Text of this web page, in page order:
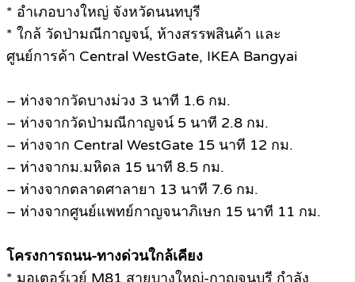
* อำเภอบางใหญ่ จังหวัดนนทบุรี
* ใกล้ วัดป่ามณีกาญจน์, ห้างสรรพสินค้า และ
ศูนย์การค้า Central WestGate, IKEA Bangyai
– ห่างจากวัดบางม่วง 3 นาที 1.6 กม.
– ห่างจากวัดป่ามณีกาญจน์ 5 นาที 2.8 กม.
– ห่างจาก Central WestGate 15 นาที 12 กม.
– ห่างจากม.มหิดล 15 นาที 8.5 กม.
– ห่างจากตลาดศาลายา 13 นาที 7.6 กม.
– ห่างจากศูนย์แพทย์กาญจนาภิเษก 15 นาที 11 กม.
โครงการถนน-ทางด่วนใกล้เคียง
* มอเตอร์เวย์ M81 สายบางใหญ่-กาญจนบุรี กำลัง